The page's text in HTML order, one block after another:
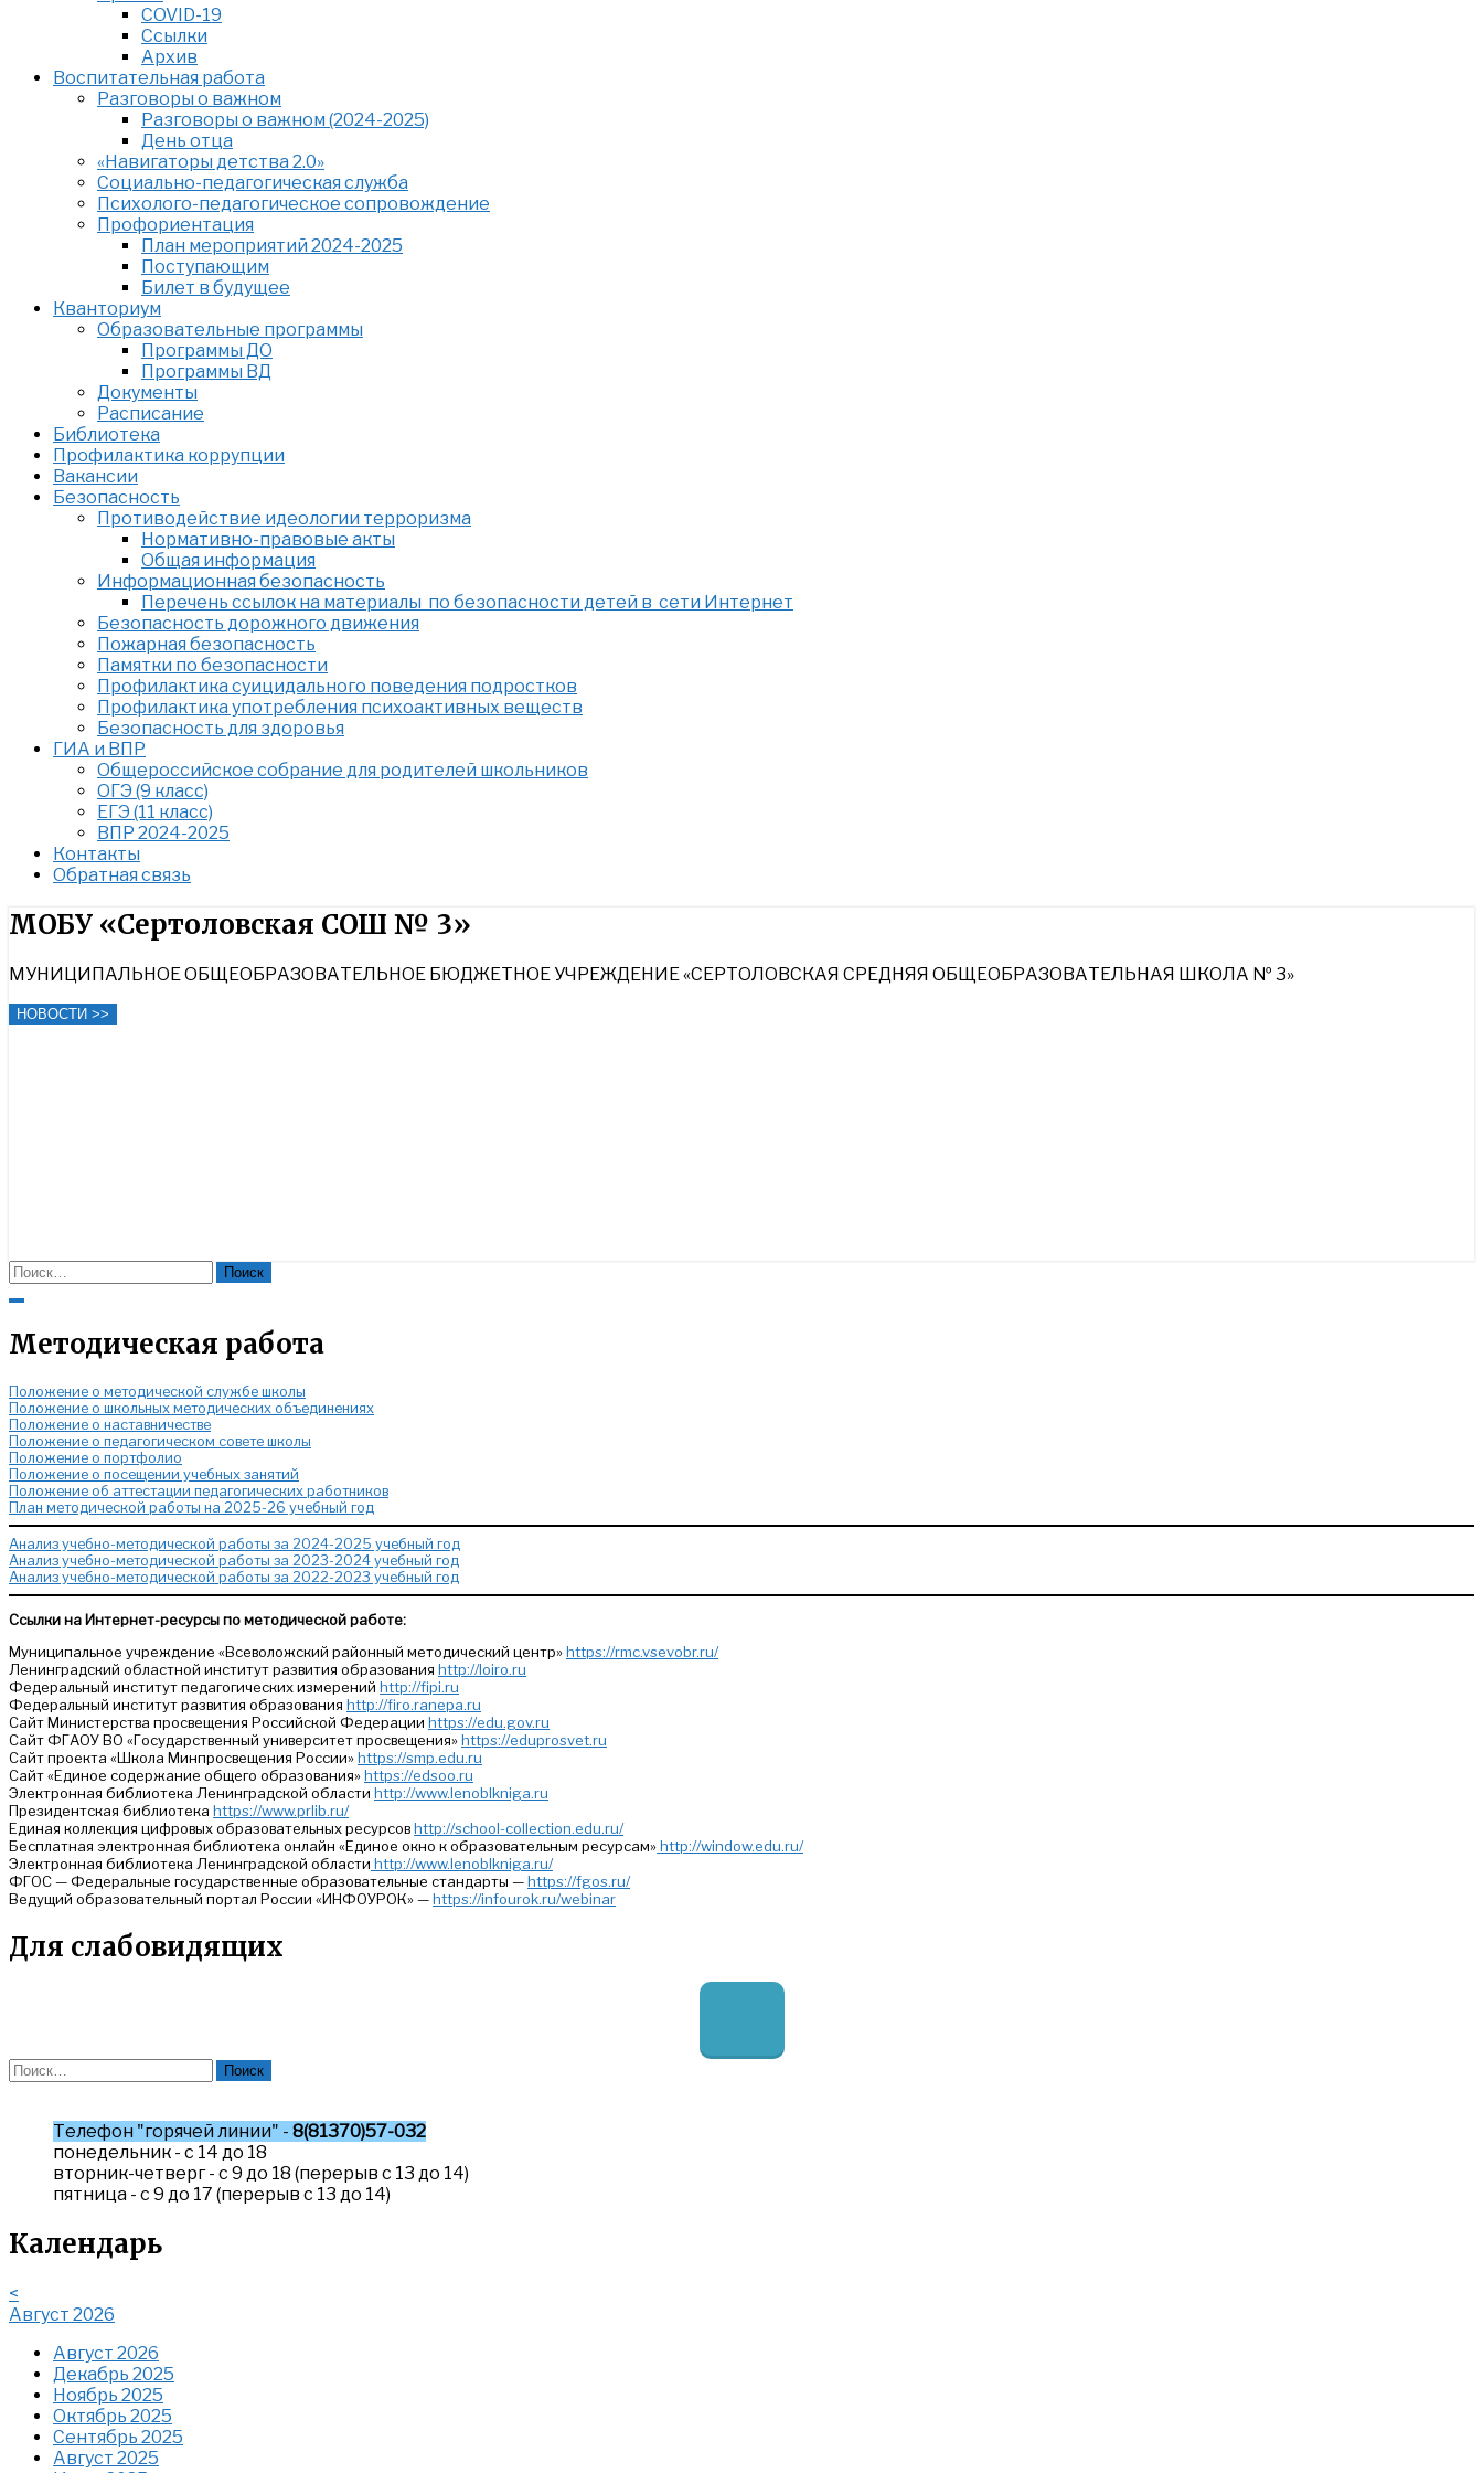
COVID-19
Ссылки
Архив
Воспитательная работа
Разговоры о важном
Разговоры о важном (2024-2025)
День отца
«Навигаторы детства 2.0»
Социально-педагогическая служба
Психолого-педагогическое сопровождение
Профориентация
План мероприятий 2024-2025
Поступающим
Билет в будущее
Кванториум
Образовательные программы
Программы ДО
Программы ВД
Документы
Расписание
Библиотека
Профилактика коррупции
Вакансии
Безопасность
Противодействие идеологии терроризма
Нормативно-правовые акты
Общая информация
Информационная безопасность
Перечень ссылок на материалы по безопасности детей в сети Интернет
Безопасность дорожного движения
Пожарная безопасность
Памятки по безопасности
Профилактика суицидального поведения подростков
Профилактика употребления психоактивных веществ
Безопасность для здоровья
ГИА и ВПР
Общероссийское собрание для родителей школьников
ОГЭ (9 класс)
ЕГЭ (11 класс)
ВПР 2024-2025
Контакты
Обратная связь
Найти:
МОБУ «Сертоловская СОШ № 3»
МУНИЦИПАЛЬНОЕ ОБЩЕОБРАЗОВАТЕЛЬНОЕ БЮДЖЕТНОЕ УЧРЕЖДЕНИЕ «СЕРТОЛОВСКАЯ СРЕДНЯЯ ОБЩЕОБРАЗОВАТЕЛЬНАЯ ШКОЛА № 3»
НОВОСТИ >>
Найти:
Close
Методическая работа
Положение о методической службе школы
Положение о школьных методических объединениях
Положение о наставничестве
Положение о педагогическом совете школы
Положение о портфолио
Положение о посещении учебных занятий
Положение об аттестации педагогических работников
План методической работы на 2025-26 учебный год
Анализ учебно-методической работы за 2024-2025 учебный год
Анализ учебно-методической работы за 2023-2024 учебный год
Анализ учебно-методической работы за 2022-2023 учебный год
Ссылки на Интернет-ресурсы по методической работе:
Муниципальное учреждение «Всеволожский районный методический центр»https://rmc.vsevobr.ru/
Ленинградский областной институт развития образования http://loiro.ru
Федеральный институт педагогических измерений http://fipi.ru
Федеральный институт развития образования http://firo.ranepa.ru
Сайт Министерства просвещения Российской Федерации https://edu.gov.ru
Сайт ФГАОУ ВО «Государственный университет просвещения»https://eduprosvet.ru
Сайт проекта «Школа Минпросвещения России»https://smp.edu.ru
Сайт «Единое содержание общего образования»https://edsoo.ru
Электронная библиотека Ленинградской области http://www.lenoblkniga.ru
Президентская библиотека https://www.prlib.ru/
Единая коллекция цифровых образовательных ресурсовhttp://school-collection.edu.ru/
Бесплатная электронная библиотека онлайн «Единое окно к образовательным ресурсам»http://window.edu.ru/
Электронная библиотека Ленинградской области http://www.lenoblkniga.ru/
ФГОС — Федеральные государственные образовательные стандарты —https://fgos.ru/
Ведущий образовательный портал России «ИНФОУРОК» —https://infourok.ru/webinar
Для слабовидящих
Найти:
Телефон "горячей линии" - 8(81370)57-032
понедельник - с 14 до 18
вторник-четверг - с 9 до 18 (перерыв с 13 до 14)
пятница - с 9 до 17 (перерыв с 13 до 14)
Календарь
<
Август 2026
Август 2026
Декабрь 2025
Ноябрь 2025
Октябрь 2025
Сентябрь 2025
Август 2025